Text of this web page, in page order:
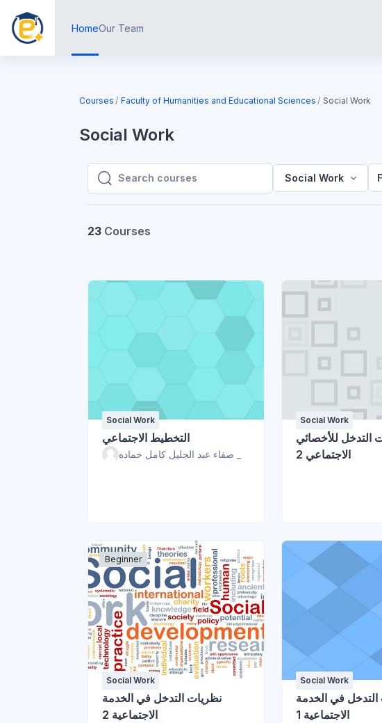
HomeOur Team
Courses Faculty of Humanities and Educational Sciences Social Work
Social Work
Search courses
Search courses
Social Work
23 Courses
Social Work
التخطيط الاجتماعي
Social Work
التدخل للأخصائي
الاجتماعي 2
Beginner
Social Work
نظريات التدخل في الخدمة
الاجتماعية 2
Social Work
في الخدمة
الاجتماعية 1